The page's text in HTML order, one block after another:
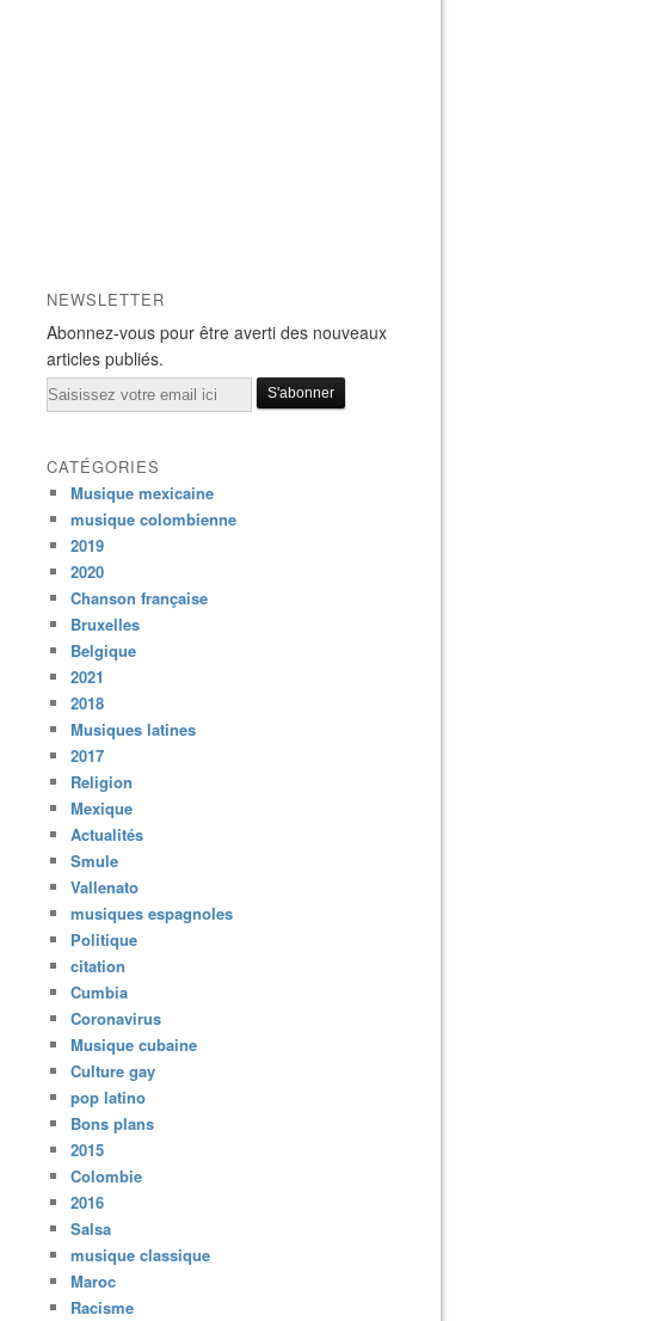
NEWSLETTER
Abonnez-vous pour être averti des nouveaux
articles publiés.
Email
CATÉGORIES
Musique mexicaine
musique colombienne
2019
2020
Chanson française
Bruxelles
Belgique
2021
2018
Musiques latines
2017
Religion
Mexique
Actualités
Smule
Vallenato
musiques espagnoles
Politique
citation
Cumbia
Coronavirus
Musique cubaine
Culture gay
pop latino
Bons plans
2015
Colombie
2016
Salsa
musique classique
Maroc
Racisme